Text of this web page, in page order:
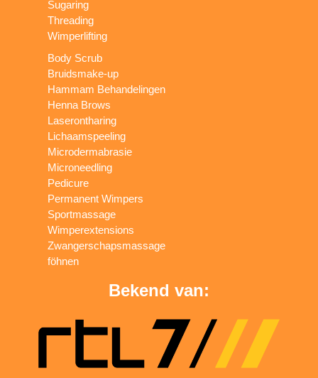
Sugaring
Threading
Wimperlifting
Body Scrub
Bruidsmake-up
Hammam Behandelingen
Henna Brows
Laserontharing
Lichaamspeeling
Microdermabrasie
Microneedling
Pedicure
Permanent Wimpers
Sportmassage
Wimperextensions
Zwangerschapsmassage
föhnen
Bekend van: